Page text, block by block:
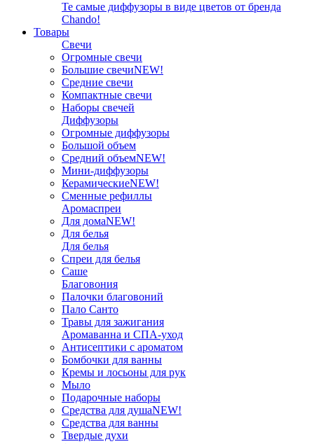
Те самые диффузоры в виде цветов от бренда
Chando!
Товары
Свечи
Огромные свечи
Большие свечиNEW!
Средние свечи
Компактные свечи
Наборы свечей
Диффузоры
Огромные диффузоры
Большой объем
Средний объемNEW!
Мини-диффузоры
КерамическиеNEW!
Сменные рефиллы
Аромаспреи
Для домаNEW!
Для белья
Для белья
Спреи для белья
Саше
Благовония
Палочки благовоний
Пало Санто
Травы для зажигания
Аромаванна и СПА-уход
Антисептики с ароматом
Бомбочки для ванны
Кремы и лосьоны для рук
Мыло
Подарочные наборы
Средства для душаNEW!
Средства для ванны
Твердые духи